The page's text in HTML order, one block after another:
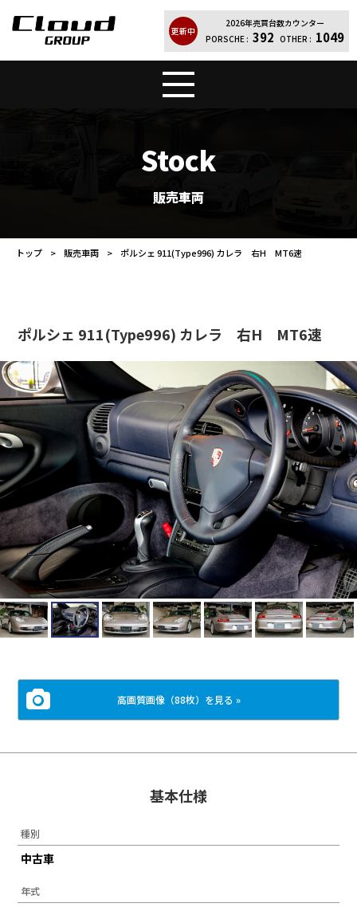
更新中
2026年売買台数カウンター
PORSCHE : 392 OTHER : 1049
Stock
販売車両
トップ 販売車両 ポルシェ 911(Type996) カレラ 右H MT6速
ポルシェ 911(Type996) カレラ 右H MT6速
高画質画像（88枚）を見る »
基本仕様
種別
中古車
年式